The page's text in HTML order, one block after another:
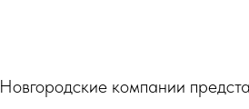
Новгородские компании